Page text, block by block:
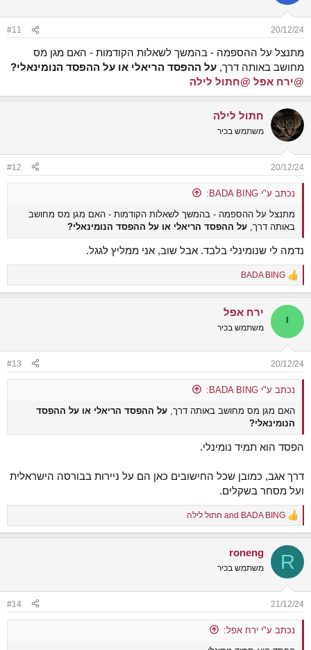
20/12/24
#11
מתנצל על ההספמה - בהמשך לשאלות הקודמות - האם מגן מס
מחושב באותה דרך, על ההפסד הריאלי או על ההפסד הנומינאלי?
@ירח אפל @חתול לילה
חתול לילה
משתמש בכיר
20/12/24
#12
נכתב ע"י BADA BING:
מתנצל על ההספמה - בהמשך לשאלות הקודמות - האם מגן מס מחושב
באותה דרך, על ההפסד הריאלי או על ההפסד הנומינאלי?
נדמה לי שנומינלי בלבד. אבל שוב, אני ממליץ לגגל.
R
e
c
i
s
:
BADA BING
י ירח אפל
משתמש בכיר
20/12/24
#13
נכתב ע"י BADA BING:
האם מגן מס מחושב באותה דרך, על ההפסד הריאלי או על ההפסד
הנומינאלי?
הפסד הוא תמיד נומינלי.
דרך אגב, כמובן שכל החישובים כאן הם על ניירות בבורסה הישראלית
ועל מסחר בשקלים.
R
e
c
i
s
:
BADA BING חתול לילה
R
roneng
משתמש בכיר
21/12/24
#14
נכתב ע"י ירח אפל: